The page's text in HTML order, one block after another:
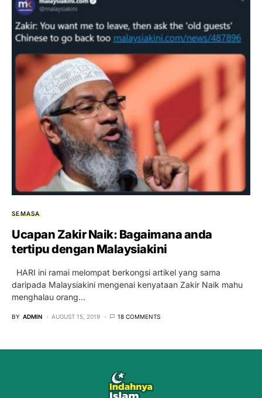
SEMASA
Ucapan Zakir Naik: Bagaimana anda
tertipu dengan Malaysiakini
HARI ini ramai melompat berkongsi artikel yang sama
daripada Malaysiakini mengenai kenyataan Zakir Naik mahu
menghalau orang…
BY ADMIN AUGUST 15, 2019 18 COMMENTS